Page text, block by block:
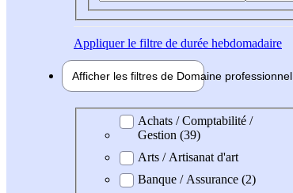
Appliquerle filtre de durée hebdomadaire
Afficher les filtres de Domaine professionnel
Domaine professionel
Achats / Comptabilité /
Gestion (39)
Arts / Artisanat d'art
Banque / Assurance (2)